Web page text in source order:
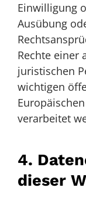
Einwilligung
Ausübung
Rechte einer
juristischen
wichtigen
verarbeitet
4.
dieser